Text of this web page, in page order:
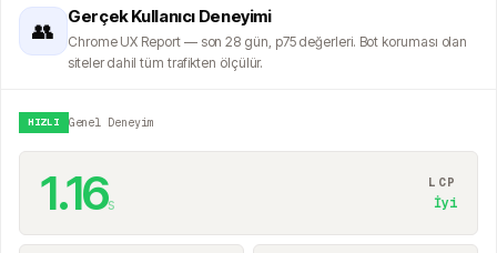
👥
Gerçek Kullanıcı Deneyimi
Chrome UX Report — son 28 gün, p75 değerleri. Bot koruması olan
siteler dahil tüm trafikten ölçülür.
HIZLI Genel Deneyim
1.16s
LCP
İyi